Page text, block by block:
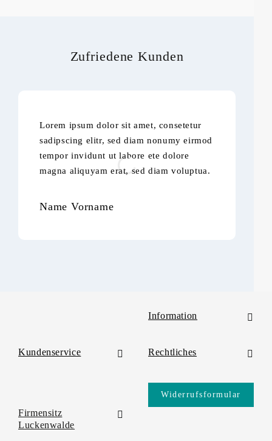
Zufriedene Kunden
Lorem ipsum dolor sit amet, consetetur
sadipscing elitr, sed diam nonumy eirmod
tempor invidunt ut labore ete dolore
magna aliquyam erat, sed diam voluptua.
Name Vorname
Information
Kundenservice Rechtliches
Widerrufsformular
Firmensitz
Luckenwalde